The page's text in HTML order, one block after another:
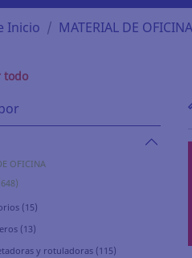
Inicio MATERIAL DE OFICINA
todo
OFICINA
(15)
(13)
y rotuladoras (115)